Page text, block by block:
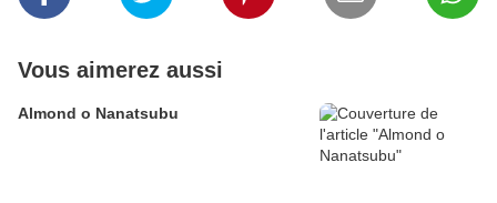
Vous aimerez aussi
Almond o Nanatsubu